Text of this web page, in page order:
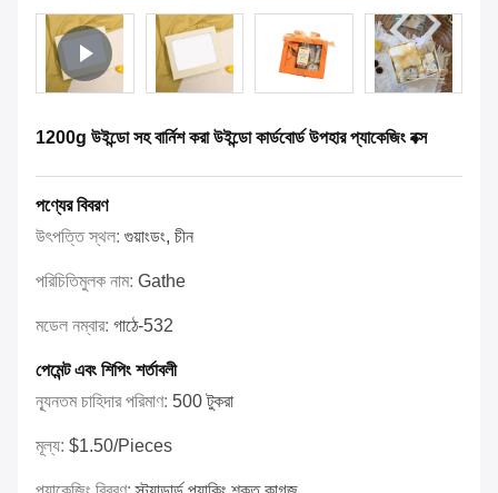
1200g উইন্ডো সহ বার্নিশ করা উইন্ডো কার্ডবোর্ড উপহার প্যাকেজিং বক্স
পণ্যের বিবরণ
উৎপত্তি স্থল: গুয়াংডং, চীন
পরিচিতিমুলক নাম: Gathe
মডেল নম্বার: গাঠে-532
পেমেন্ট এবং শিপিং শর্তাবলী
ন্যূনতম চাহিদার পরিমাণ: 500 টুকরা
মূল্য: $1.50/pieces